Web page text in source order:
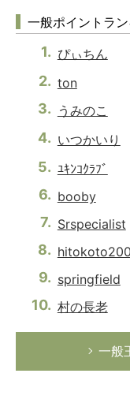
一般ポイントラ
ぴぃちん
ton
うみのこ
いつかいり
ﾕｷﾝｺｸﾗﾌﾞ
booby
Srspecialist
springfield
村の長老
一般